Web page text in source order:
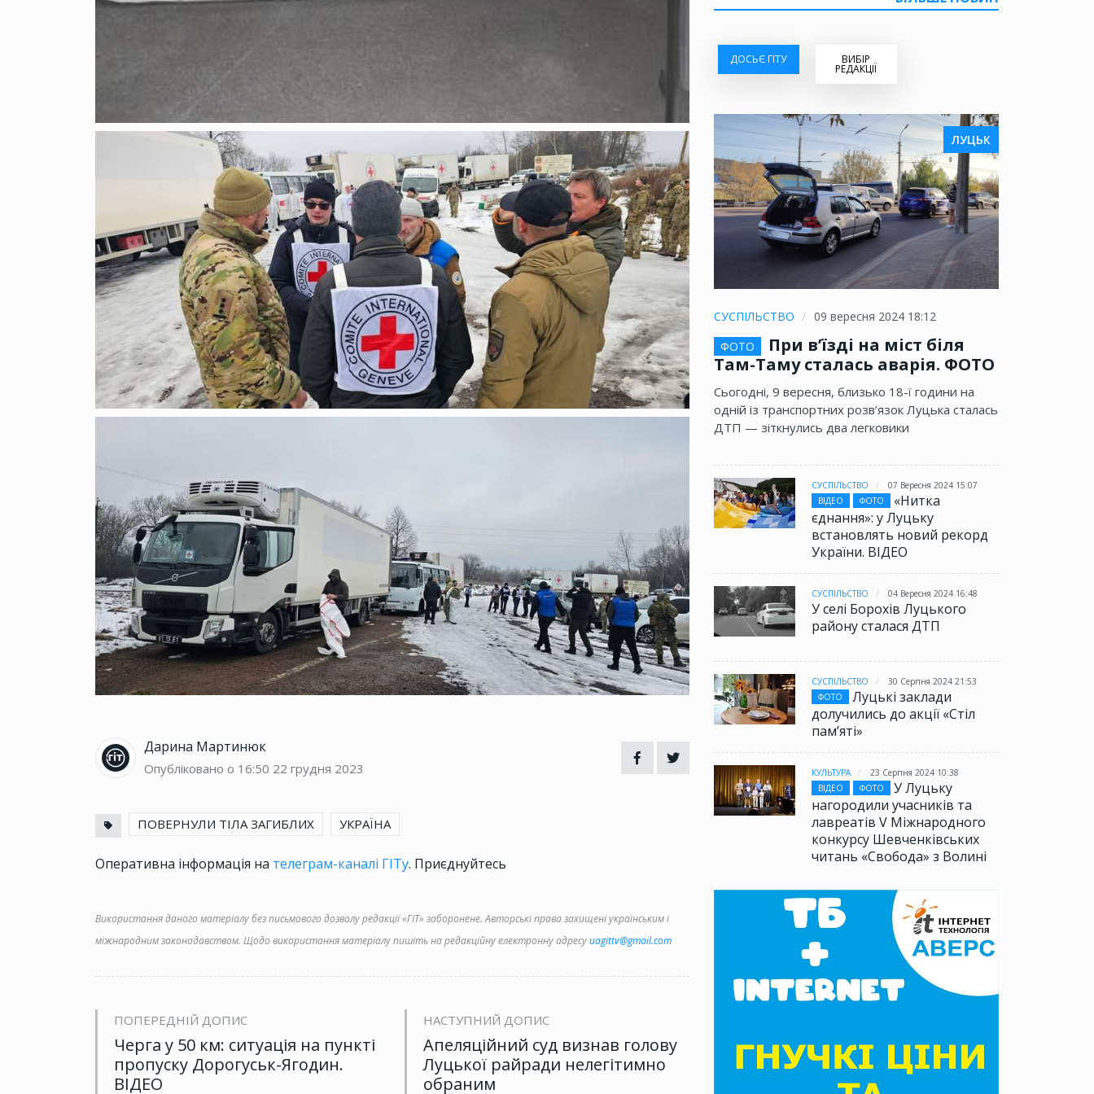
ДОСЬЄ ГІТУ ВИБІР
РЕДАКЦІЇ
ЛУЦЬК
СУСПІЛЬСТВО
09 вересня 2024 18:12
ФОТО
При в’їзді на міст біля
Там-Таму сталась аварія. ФОТО
Сьогодні, 9 вересня, близько 18-ї години на
одній із транспортних розв’язок Луцька сталась
ДТП — зіткнулись два легковики
СУСПІЛЬСТВО
07 Вересня 2024 15:07
ВІДЕО
ФОТО
«Нитка
єднання»: у Луцьку
встановлять новий рекорд
України. ВІДЕО
СУСПІЛЬСТВО 04 Вересня 2024 16:48
У селі Борохів Луцького
району сталася ДТП
СУСПІЛЬСТВО
30 Серпня 2024 21:53
ФОТО
Луцькі заклади
долучились до акції «Стіл
памʼяті»
КУЛЬТУРА
23 Серпня 2024 10:38
ВІДЕО
ФОТО
У Луцьку
нагородили учасників та
лавреатів V Міжнародного
конкурсу Шевченківських
читань «Свобода» з Волині
Дарина Мартинюк
Опубліковано о 16:50 22 грудня 2023
ПОВЕРНУЛИ ТІЛА ЗАГИБЛИХ УКРАЇНА
Оперативна інформація на телеграм-каналі ГІТу. Приєднуйтесь
Використання даного матеріалу без письмового дозволу редакції «ГІТ» заборонене. Авторські права захищені українським і
міжнародним законодавством. Щодо використання матеріалу пишіть на редакційну електронну адресуuagittv@gmail.com
ПОПЕРЕДНІЙ ДОПИС
Черга у 50 км: ситуація на пункті
пропуску Дорогуськ-Ягодин.
ВІДЕО
НАСТУПНИЙ ДОПИС
Апеляційний суд визнав голову
Луцької райради нелегітимно
обраним